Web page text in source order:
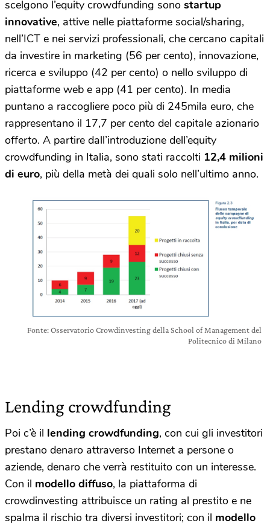
scelgono l’equity crowdfunding sono startup
innovative, attive nelle piattaforme social/sharing,
nell’ICT e nei servizi professionali, che cercano capitali
da investire in marketing (56 per cento), innovazione,
ricerca e sviluppo (42 per cento) o nello sviluppo di
piattaforme web e app (41 per cento). In media
puntano a raccogliere poco più di 245mila euro, che
rappresentano il 17,7 per cento del capitale azionario
offerto. A partire dall’introduzione dell’equity
crowdfunding in Italia, sono stati raccolti 12,4 milioni
di euro, più della metà dei quali solo nell’ultimo anno.
Fonte: Osservatorio Crowdinvesting della School of Management del
Politecnico di Milano
Lending crowdfunding
Poi c’è il lending crowdfunding, con cui gli investitori
prestano denaro attraverso Internet a persone o
aziende, denaro che verrà restituito con un interesse.
Con il modello diffuso, la piattaforma di
crowdinvesting attribuisce un rating al prestito e ne
spalma il rischio tra diversi investitori; con il modello